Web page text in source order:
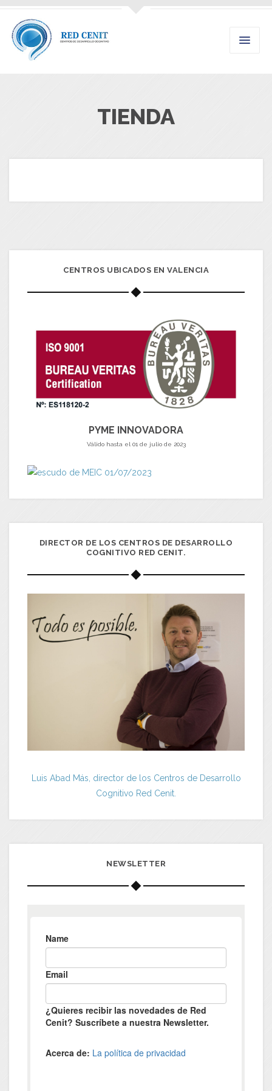
TIENDA
CENTROS UBICADOS EN VALENCIA
PYME INNOVADORA
Válido hasta el 01 de julio de 2023
DIRECTOR DE LOS CENTROS DE DESARROLLO
COGNITIVO RED CENIT.
Luis Abad Más, director de los Centros de Desarrollo
Cognitivo Red Cenit.
NEWSLETTER